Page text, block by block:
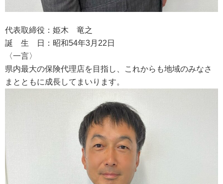
代表取締役：姫木 竜之
誕 生 日：昭和54年3月22日
〈一言〉
県内最大の保険代理店を目指し、これからも地域のみなさ
まとともに成長してまいります。